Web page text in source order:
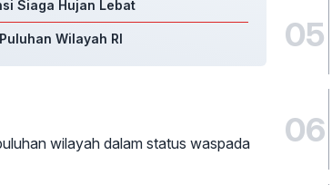
Siaga Hujan Lebat
Wilayah RI
wilayah dalam status waspada
05
06